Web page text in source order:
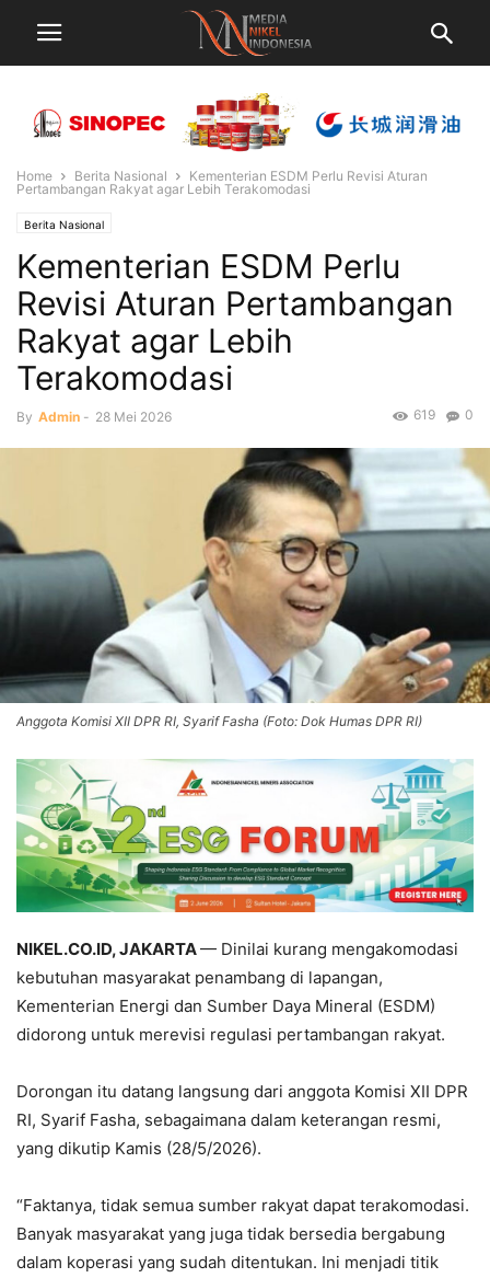
Home Berita Nasional
Kementerian ESDM Perlu Revisi Aturan
Pertambangan Rakyat agar Lebih Terakomodasi
Berita Nasional
Kementerian ESDM Perlu
Revisi Aturan Pertambangan
Rakyat agar Lebih
Terakomodasi
By Admin - 28 Mei 2026 0
619
Anggota Komisi XII DPR RI, Syarif Fasha (Foto: Dok Humas DPR RI)
NIKEL.CO.ID, JAKARTA— Dinilai kurang mengakomodasi
kebutuhan masyarakat penambang di lapangan,
Kementerian Energi dan Sumber Daya Mineral (ESDM)
didorong untuk merevisi regulasi pertambangan rakyat.
Dorongan itu datang langsung dari anggota Komisi XII DPR
RI, Syarif Fasha, sebagaimana dalam keterangan resmi,
yang dikutip Kamis (28/5/2026).
“Faktanya, tidak semua sumber rakyat dapat terakomodasi.
Banyak masyarakat yang juga tidak bersedia bergabung
dalam koperasi yang sudah ditentukan. Ini menjadi titik